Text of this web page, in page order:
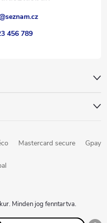
seznam.cz
456 789
Mastercard secure Gpay
. Minden jog fenntartva.